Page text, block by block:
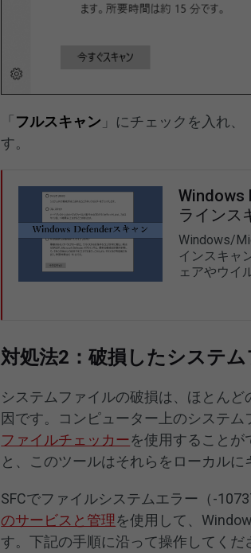
「フルスキャン 」にチェックを入れ、
す。
Windows
ラインス
Windows/
インスキャ
ェアやウイ
対処法2：破損したシステ
システムファイルの破損は、ほとん
因です。コンピューター上のシステム
ファイルチェッカーを使用することが
と、このツールはそれらをローカルに
SFCでファイルシステムエラー（-
のサービスと管理を使用して、
す。下記の手順に沿って操作してくだ